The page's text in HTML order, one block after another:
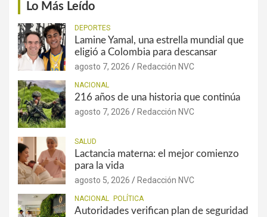
Lo Más Leído
DEPORTES
Lamine Yamal, una estrella mundial que
eligió a Colombia para descansar
agosto 7, 2026 Redacción NVC
NACIONAL
216 años de una historia que continúa
agosto 7, 2026 Redacción NVC
SALUD
Lactancia materna: el mejor comienzo
para la vida
agosto 5, 2026 Redacción NVC
NACIONAL POLÍTICA
Autoridades verifican plan de seguridad